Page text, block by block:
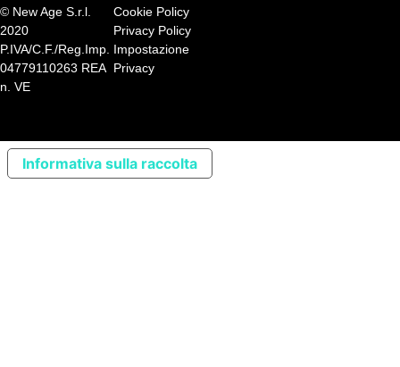
© New Age S.r.l.
2020
P.IVA/C.F./Reg.Imp.
04779110263 REA
n. VE
Cookie Policy
Privacy Policy
Impostazione
Privacy
Informativa sulla raccolta